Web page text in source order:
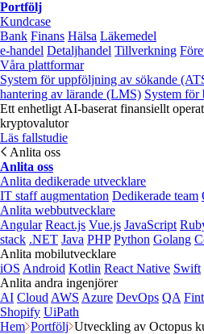
Portfölj
Kundcase
Bank Finans Hälsa Läkemedel
e‑handel Detaljhandel Tillverkning
Våra plattformar
System för uppföljning av sökande
hantering av lärande (LMS) System för
Ett enhetligt AI-baserat finansiellt
kryptovalutor
Läs fallstudie
Anlita oss
Anlita oss
Anlita dedikerade utvecklare
IT staff augmentation Dedikerade team
Anlita webbutvecklare
Angular React.js Vue.js JavaScript
stack .NET Java PHP Python Golang
Anlita mobilutvecklare
iOS Android Kotlin React Native Swift
Anlita andra ingenjörer
AI Cloud AWS Azure DevOps QA
Shopify UiPath
Hem Portfölj Utveckling av Octopus